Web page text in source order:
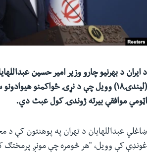
ځای
شئ
له مونږ سره په تماس کې پاتې شئ
ژبې
(لیندۍ۱۸) وویل چې د نړۍ ځواکمنو
اټومي موافقې بیرته ژوندۍ کول عبث دي.
ښاغلي عبداللهایان د تهران په پوهنتون کې د
غونډې کې وویل، "هر څومره چې مونږ پرمختګ